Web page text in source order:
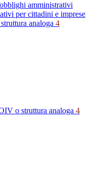
amministrativi
per cittadini e imprese
analoga 4
o struttura analoga 4